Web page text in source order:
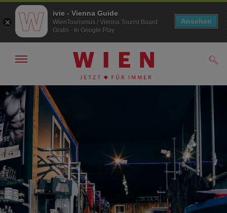
Zur
Navigation
Zum
Inhalt
Navigation
ivie - Vienna Guide
WienTourismus / Vienna Tourist Board
Gratis - In Google Play
Ansehen